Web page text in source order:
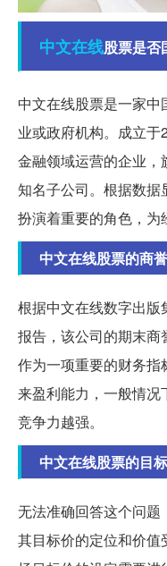
中文在线股票是否
中文在线股票是一家
业或政府机构。成立
金融领域运营的企业
知名子公司。根据数据
扮演着重要的角色，为
中文在线股票的商
根据中文在线数字出
报告，该公司的期末
作为一项重要的财务
来盈利能力，一般情
竞争力越强。
中文在线股票的目
无法准确回答这个问题
其目标价的定位和价